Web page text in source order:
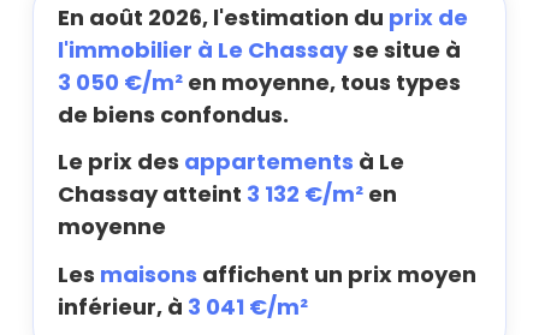
En août 2026, l'estimation du prix de
l'immobilier à Le Chassayse situe à
3 050 €/m² en moyenne, tous types
de biens confondus.
Le prix des appartements à Le
Chassay atteint 3 132 €/m² en
moyenne
Les maisons affichent un prix moyen
inférieur, à 3 041 €/m²